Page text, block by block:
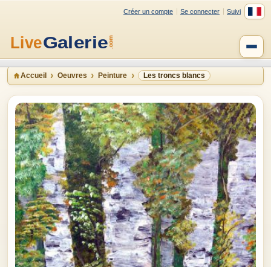
Créer un compte Se connecter Suivi
Accueil Oeuvres Peinture Les troncs blancs